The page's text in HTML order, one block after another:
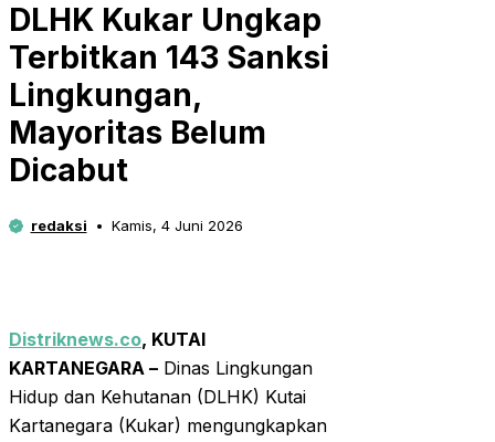
DLHK Kukar Ungkap
Terbitkan 143 Sanksi
Lingkungan,
Mayoritas Belum
Dicabut
redaksi Kamis, 4 Juni 2026
Distriknews.co, KUTAI
KARTANEGARA – Dinas Lingkungan
Hidup dan Kehutanan (DLHK) Kutai
Kartanegara (Kukar) mengungkapkan